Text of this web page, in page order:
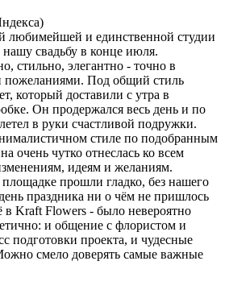
любимейшей и единственной студии
свадьбу в конце июля.
стильно, элегантно - точно в
пожеланиями. Под общий стиль
который доставили с утра в
Он продержался весь день и по
в руки счастливой подружки.
стиле по подобранным
очень чутко отнеслась ко всем
идеям и желаниям.
прошли гладко, без нашего
праздника ни о чём не пришлось
в Kraft Flowers - было невероятно
и общение с флористом и
подготовки проекта, и чудесные
смело доверять самые важные